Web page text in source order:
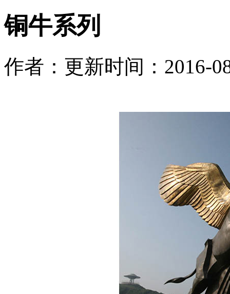
铜牛系列
作者： 更新时间：2016-